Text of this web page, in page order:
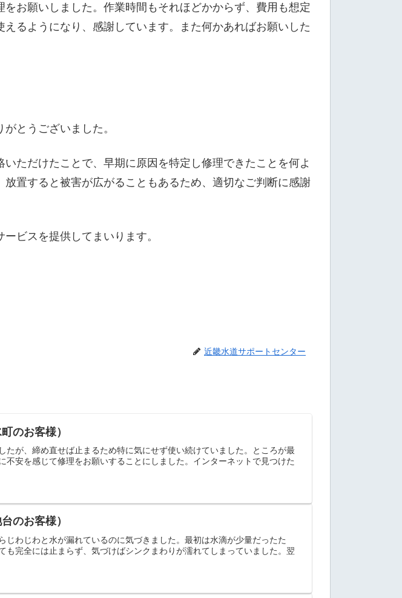
お願いしました。作業時間もそれほどかからず、費用も想定
るようになり、感謝しています。また何かあればお願いした
とうございました。
ただけたことで、早期に原因を特定し修理できたことを何よ
置すると被害が広がることもあるため、適切なご判断に感謝
ビスを提供してまいります。
近畿水道サポートセンター
のお客様）
たが、締め直せば止まるため特に気にせず使い続けていました。ところが最
安を感じて修理をお願いすることにしました。インターネットで見つけた
のお客様）
わじわと水が漏れているのに気づきました。最初は水滴が少量だったた
完全には止まらず、気づけばシンクまわりが濡れてしまっていました。翌